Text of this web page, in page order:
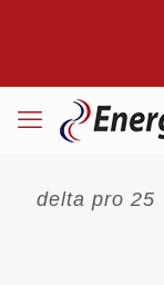
delta pro 25